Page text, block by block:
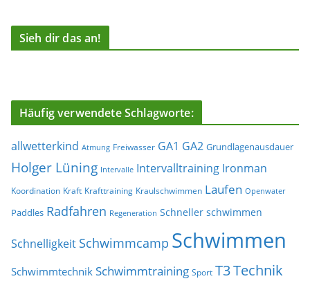
Sieh dir das an!
Häufig verwendete Schlagworte:
allwetterkind Atmung Freiwasser GA1 GA2 Grundlagenausdauer
Holger Lüning Intervalle Intervalltraining Ironman
Koordination Kraft Krafttraining Kraulschwimmen Laufen Openwater
Paddles Radfahren Regeneration Schneller schwimmen
Schnelligkeit Schwimmcamp Schwimmen
Schwimmtechnik Schwimmtraining Sport T3Technik